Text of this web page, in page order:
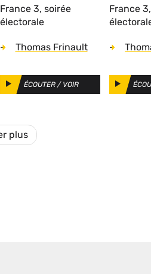
d'alliance à
Rennes, un
accord se dessine
consignes
nationales
France 3, soirée
électorale
- Auteurs
Thomas Frinault
ÉCOUTER / VOIR
France
-
plus